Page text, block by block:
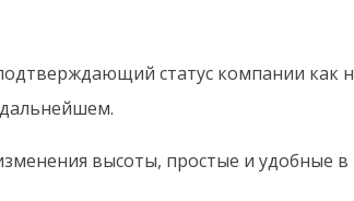
статус компании как
дальнейшем.
высоты, простые и удобные